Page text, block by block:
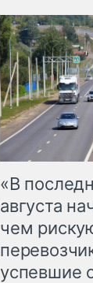
«В
августа
чем
успевшие